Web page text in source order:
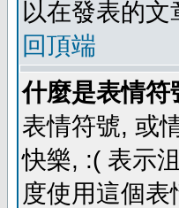
以在發表的
回頂端
什麼是表情符
表情符號, 或
快樂, :( 表示
度使用這個